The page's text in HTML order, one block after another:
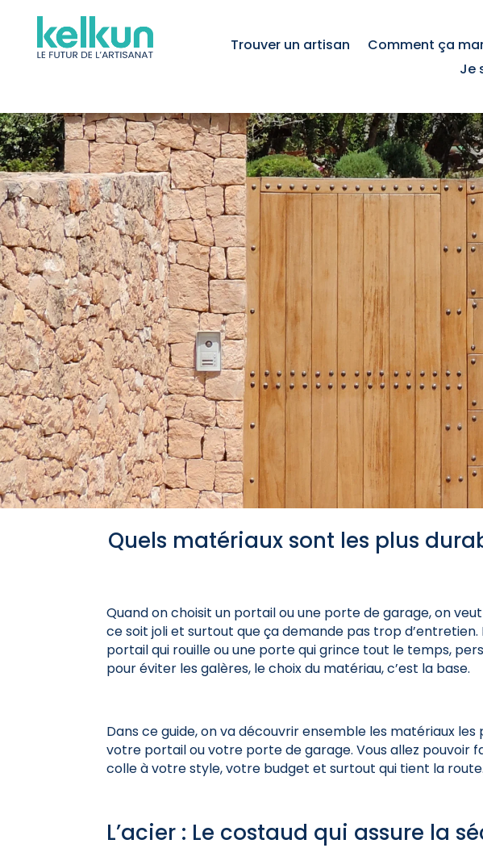
Trouver un artisan Comment ça
Je
Quels matériaux sont les plus
Quand on choisit un portail ou une porte de garage, on
ce soit joli et surtout que ça demande pas trop
portail qui rouille ou une porte qui grince tout le temps,
pour éviter les galères, le choix du matériau, c’est la base.
Dans ce guide, on va découvrir ensemble les matériaux
votre portail ou votre porte de garage. Vous allez pouvoir
colle à votre style, votre budget et surtout qui tient la route.
L’acier : Le costaud qui assure la